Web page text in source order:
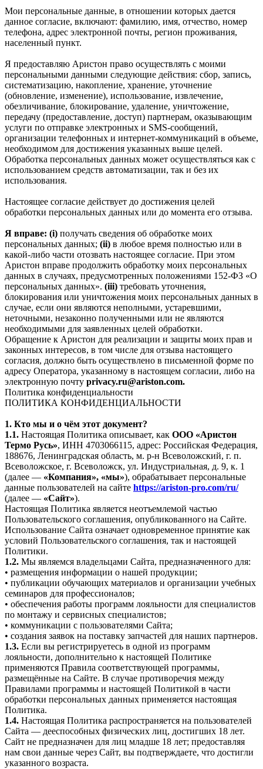
Мои персональные данные, в отношении которых дается
данное согласие, включают: фамилию, имя, отчество, номер
телефона, адрес электронной почты, регион проживания,
населенный пункт.
Я предоставляю Аристон право осуществлять с моими
персональными данными следующие действия: сбор, запись,
систематизацию, накопление, хранение, уточнение
(обновление, изменение), использование, извлечение,
обезличивание, блокирование, удаление, уничтожение,
передачу (предоставление, доступ) партнерам, оказывающим
услуги по отправке электронных и SMS‑сообщений,
организации телефонных и интернет‑коммуникаций в объеме,
необходимом для достижения указанных выше целей.
Обработка персональных данных может осуществляться как с
использованием средств автоматизации, так и без их
использования.
Настоящее согласие действует до достижения целей
обработки персональных данных или до момента его отзыва.
Я вправе: (i) получать сведения об обработке моих
персональных данных; (ii) в любое время полностью или в
какой-либо части отозвать настоящее согласие. При этом
Аристон вправе продолжить обработку моих персональных
данных в случаях, предусмотренных положениями 152-ФЗ «О
персональных данных». (iii) требовать уточнения,
блокирования или уничтожения моих персональных данных в
случае, если они являются неполными, устаревшими,
неточными, незаконно полученными или не являются
необходимыми для заявленных целей обработки.
Обращение к Аристон для реализации и защиты моих прав и
законных интересов, в том числе для отзыва настоящего
согласия, должно быть осуществлено в письменной форме по
адресу Оператора, указанному в настоящем согласии, либо на
электронную почту privacy.ru@ariston.com.
Политика конфиденциальности
ПОЛИТИКА КОНФИДЕНЦИАЛЬНОСТИ
1. Кто мы и о чём этот документ?
1.1. Настоящая Политика описывает, как ООО «Аристон
Термо Русь», ИНН 4703066115, адрес: Российская Федерация,
188676, Ленинградская область, м. р-н Всеволожский, г. п.
Всеволожское, г. Всеволожск, ул. Индустриальная, д. 9, к. 1
(далее — «Компания», «мы»), обрабатывает персональные
данные пользователей на сайте https://ariston-pro.com/ru/
(далее — «Сайт»).
Настоящая Политика является неотъемлемой частью
Пользовательского соглашения, опубликованного на Сайте.
Использование Сайта означает одновременное принятие как
условий Пользовательского соглашения, так и настоящей
Политики.
1.2. Мы являемся владельцами Сайта, предназначенного для:
• размещения информации о нашей продукции;
• публикации обучающих материалов и организации учебных
семинаров для профессионалов;
• обеспечения работы программ лояльности для специалистов
по монтажу и сервисных специалистов;
• коммуникации с пользователями Сайта;
• создания заявок на поставку запчастей для наших партнеров.
1.3. Если вы регистрируетесь в одной из программ
лояльности, дополнительно к настоящей Политике
применяются Правила соответствующей программы,
размещённые на Сайте. В случае противоречия между
Правилами программы и настоящей Политикой в части
обработки персональных данных применяется настоящая
Политика.
1.4. Настоящая Политика распространяется на пользователей
Сайта — дееспособных физических лиц, достигших 18 лет.
Сайт не предназначен для лиц младше 18 лет; предоставляя
нам свои данные через Сайт, вы подтверждаете, что достигли
указанного возраста.